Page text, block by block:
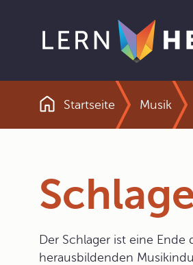
Startseite Musik
Der Schlager ist eine
herausbildenden